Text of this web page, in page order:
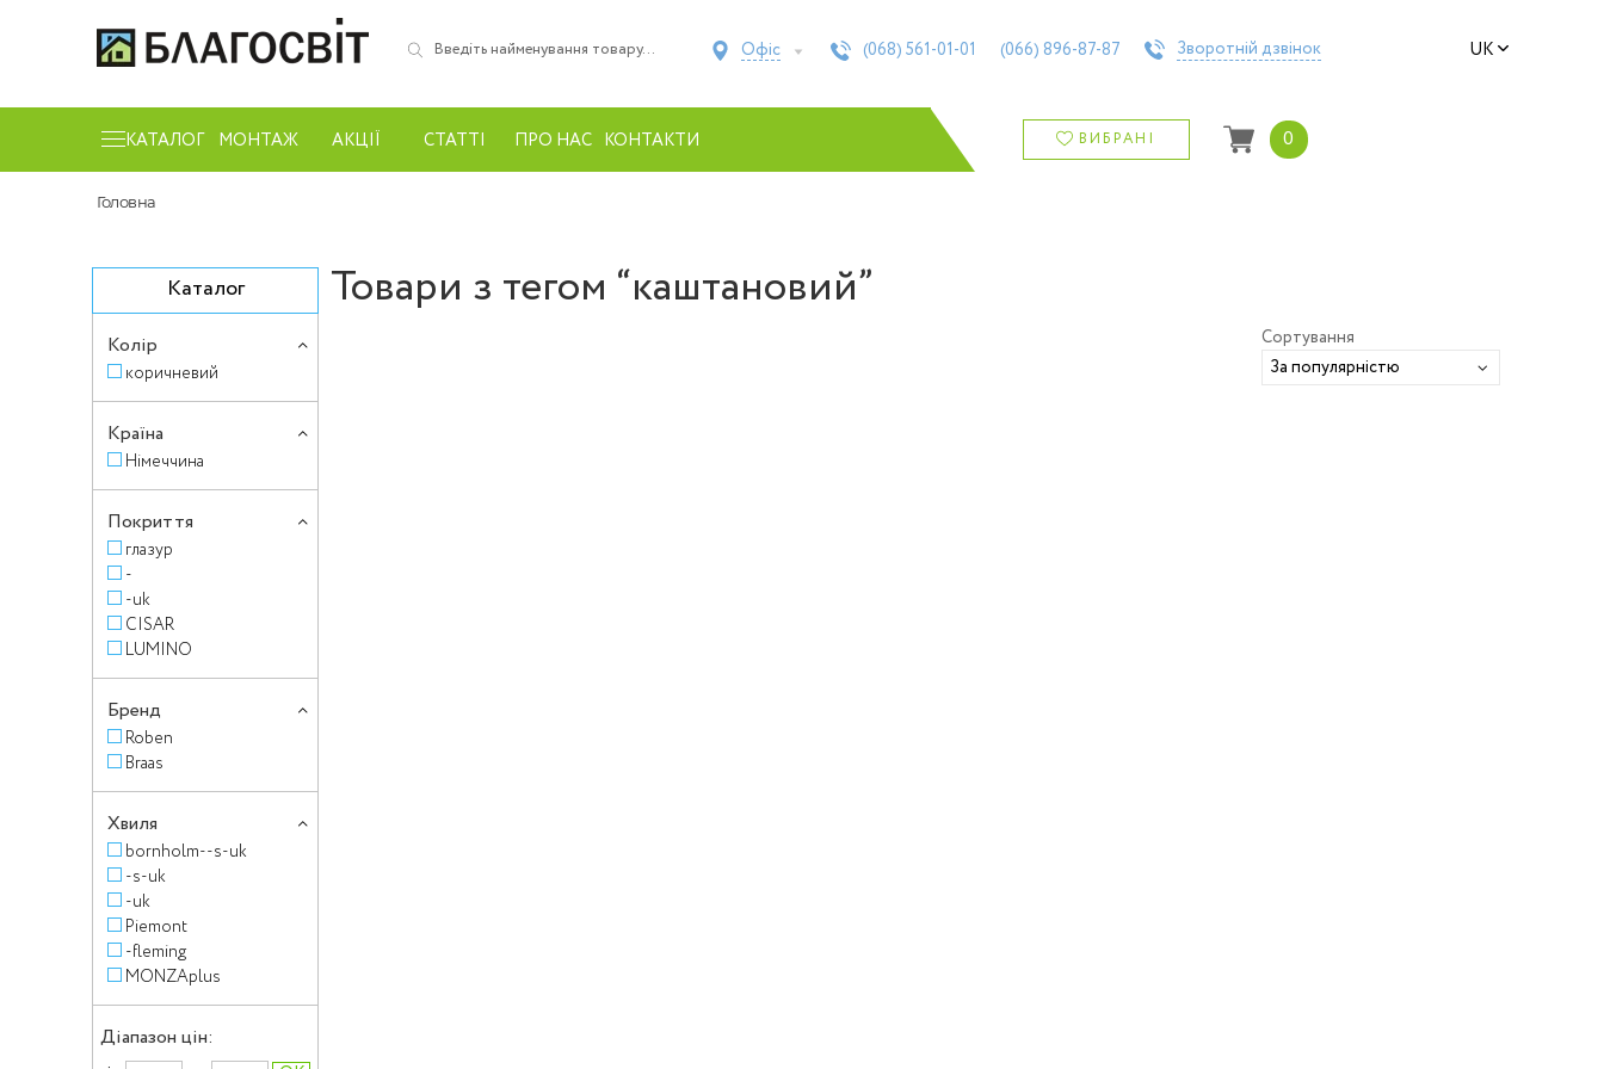
Офіс (068) 561-01-01 (066) 896-87-87 Зворотній дзвінок UK
КАТАЛОГ МОНТАЖ АКЦІЇ СТАТТІ ПРО НАС КОНТАКТИ ВИБРАНІ 0
Головна
Каталог
Колір
коричневий
Країна
Німеччина
Покриття
глазур
-
-uk
CISAR
LUMINO
Бренд
Roben
Braas
Хвиля
bornholm--s-uk
-s-uk
-uk
Piemont
-fleming
MONZAplus
Діапазон цін:
Товари з тегом “каштановий”
Сортування